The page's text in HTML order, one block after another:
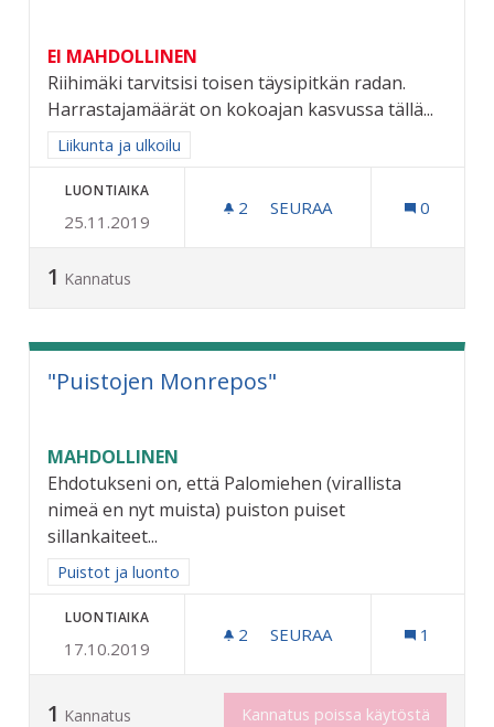
EI MAHDOLLINEN
Riihimäki tarvitsisi toisen täysipitkän radan.
Harrastajamäärät on kokoajan kasvussa tällä...
Rajaa tulokset aihepiirin mukaan: Liikunta ja ulkoilu
Liikunta ja ulkoilu
LUONTIAIKA
25.11.2019
2 2 SEURAAJAA
SEURAA 0
1 Kannatus
"Puistojen Monrepos"
MAHDOLLINEN
Ehdotukseni on, että Palomiehen (virallista
nimeä en nyt muista) puiston puiset
sillankaiteet...
Rajaa tulokset aihepiirin mukaan: Puistot ja luonto
Puistot ja luonto
LUONTIAIKA
17.10.2019
2 2 SEURAAJAA
SEURAA 1
1 Kannatus Kannatus poissa käytöstä